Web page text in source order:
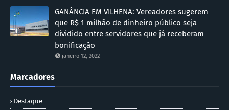
GANÂNCIA EM VILHENA: Vereadores sugerem
que R$ 1 milhão de dinheiro público seja
dividido entre servidores que já receberam
bonificação
janeiro 12, 2022
Marcadores
Destaque